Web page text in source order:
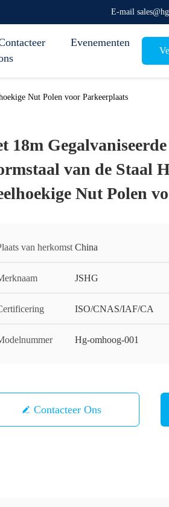
E-mail
Evenementen
Nut Polen voor Parkeerplaats
18m
van de Staal
Nut Polen
van herkomst China
JSHG
ISO/CNAS/IAF/CA
Hg-omhoog-001
Contacteer Ons